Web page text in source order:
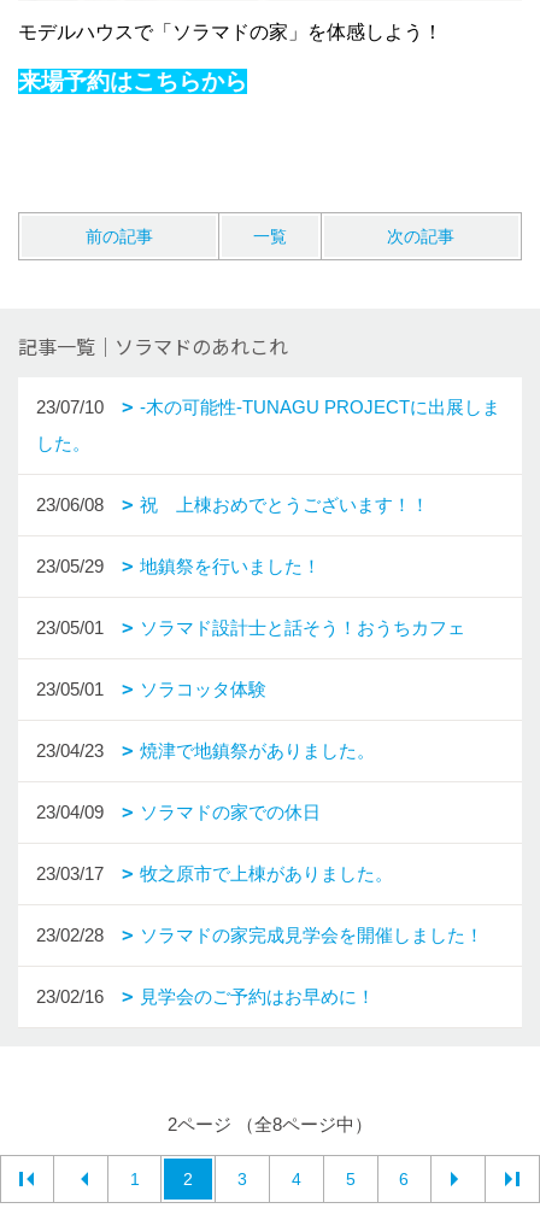
モデルハウスで「ソラマドの家」を体感しよう！
来場予約はこちらから
前の記事 一覧 次の記事
記事一覧｜ソラマドのあれこれ
23/07/10
‐木の可能性‐TUNAGU PROJECTに出展しま
した。
23/06/08 祝 上棟おめでとうございます！！
23/05/29 地鎮祭を行いました！
23/05/01 ソラマド設計士と話そう！おうちカフェ
23/05/01 ソラコッタ体験
23/04/23 焼津で地鎮祭がありました。
23/04/09 ソラマドの家での休日
23/03/17 牧之原市で上棟がありました。
23/02/28 ソラマドの家完成見学会を開催しました！
23/02/16 見学会のご予約はお早めに！
2ページ （全8ページ中）
1 2 3 4 5 6